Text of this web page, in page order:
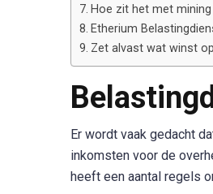
Hoe zit het met
Etherium
Zet alvast wat winst
Er wordt vaak gedacht
inkomsten voor de
heeft een aantal regels